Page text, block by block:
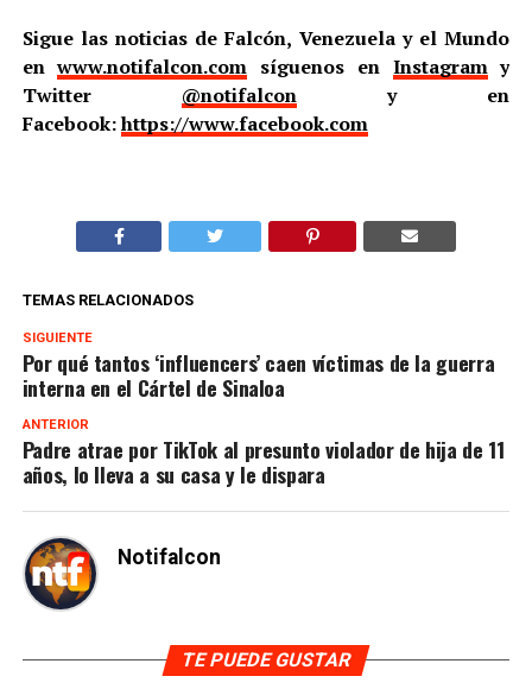
Sigue las noticias de Falcón, Venezuela y el Mundo
enwww.notifalcon.com síguenos en Instagramy
Twitter @notifalcony en
Facebook:https://www.facebook.com
TEMAS RELACIONADOS
SIGUIENTE
Por qué tantos ‘influencers’ caen víctimas de la guerra
interna en el Cártel de Sinaloa
ANTERIOR
Padre atrae por TikTok al presunto violador de hija de 11
años, lo lleva a su casa y le dispara
Notifalcon
TE PUEDE GUSTAR